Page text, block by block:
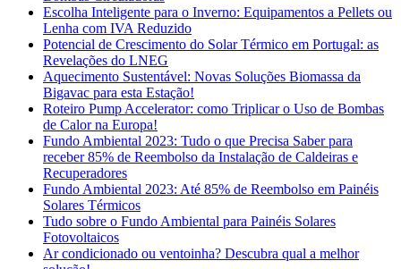
Escolha Inteligente para o Inverno: Equipamentos a Pellets ou
Lenha com IVA Reduzido
Potencial de Crescimento do Solar Térmico em Portugal: as
Revelações do LNEG
Aquecimento Sustentável: Novas Soluções Biomassa da
Bigavac para esta Estação!
Roteiro Pump Accelerator: como Triplicar o Uso de Bombas
de Calor na Europa!
Fundo Ambiental 2023: Tudo o que Precisa Saber para
receber 85% de Reembolso da Instalação de Caldeiras e
Recuperadores
Fundo Ambiental 2023: Até 85% de Reembolso em Painéis
Solares Térmicos
Tudo sobre o Fundo Ambiental para Painéis Solares
Fotovoltaicos
Ar condicionado ou ventoinha? Descubra qual a melhor